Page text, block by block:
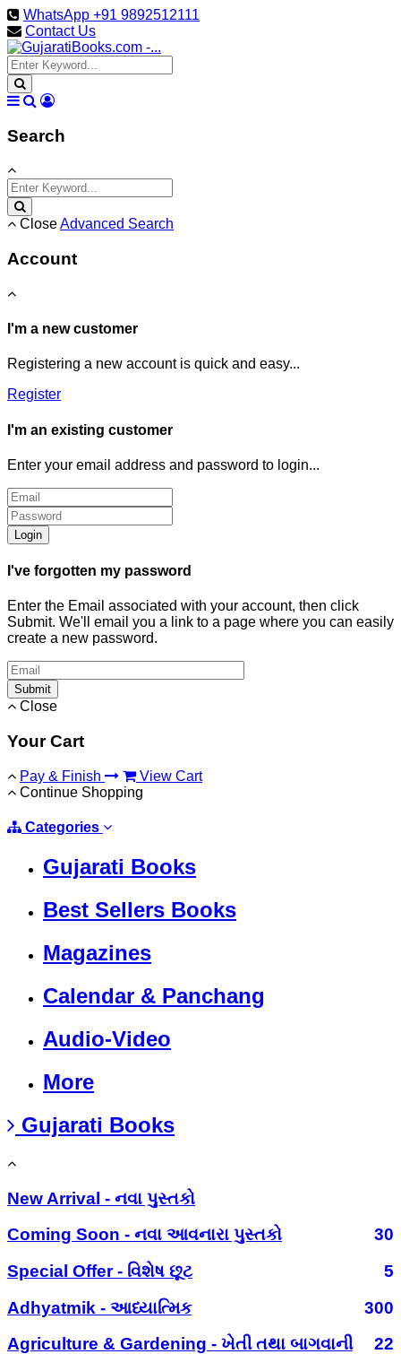
WhatsApp +91 9892512111
Contact Us
Search
CloseAdvanced Search
Account
I'm a new customer
Registering a new account is quick and easy...
Register
I'm an existing customer
Enter your email address and password to login...
Login
I've forgotten my password
Enter the Email associated with your account, then click
Submit. We'll email you a link to a page where you can easily
create a new password.
Submit
Close
Your Cart
Pay & Finish
View Cart
Continue Shopping
Categories
Gujarati Books
Best Sellers Books
Magazines
Calendar & Panchang
Audio-Video
More
Gujarati Books
New Arrival - નવા પુસ્તકો
Coming Soon - નવા આવનારા પુસ્તકો
30
Special Offer - વિશેષ છૂટ
5
Adhyatmik - આધ્યાત્મિક
300
Agriculture & Gardening - ખેતી તથા બાગવાની
22